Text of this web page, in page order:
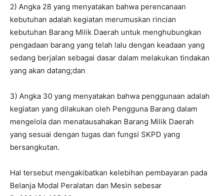
2) Angka 28 yang menyatakan bahwa perencanaan
kebutuhan adalah kegiatan merumuskan rincian
kebutuhan Barang Milik Daerah untuk menghubungkan
pengadaan barang yang telah lalu dengan keadaan yang
sedang berjalan sebagai dasar dalam melakukan tindakan
yang akan datang;dan
3) Angka 30 yang menyatakan bahwa penggunaan adalah
kegiatan yang dilakukan oleh Pengguna Barang dalam
mengelola dan menatausahakan Barang Milik Daerah
yang sesuai dengan tugas dan fungsi SKPD yang
bersangkutan.
Hal tersebut mengakibatkan kelebihan pembayaran pada
Belanja Modal Peralatan dan Mesin sebesar